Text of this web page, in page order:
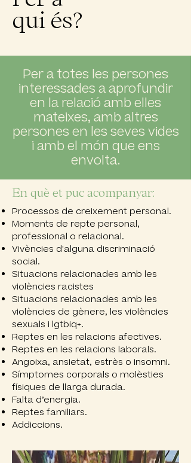
qui és?
Per a totes les persones
interessades a aprofundir
en la relació amb elles
mateixes, amb altres
persones en les seves vides
i amb el món que ens
envolta.
En què et puc acompanyar:
Processos de creixement personal.
Moments de repte personal,
professional o relacional.
Vivències d'alguna discriminació
social.
Situacions relacionades amb les
violències racistes
Situacions relacionades amb les
violències de gènere, les violències
sexuals i lgtbiq+.
Reptes en les relacions afectives.
Reptes en les relacions laborals.
Angoixa, ansietat, estrès o insomni.
Símptomes corporals o molèsties
físiques de llarga durada.
Falta d’energia.
Reptes familiars.
Addiccions.